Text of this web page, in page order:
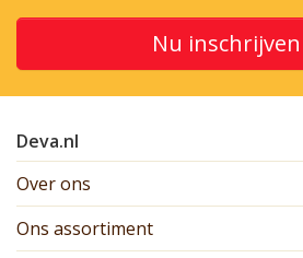
Nu inschrijven
Deva.nl
Over ons
Ons assortiment